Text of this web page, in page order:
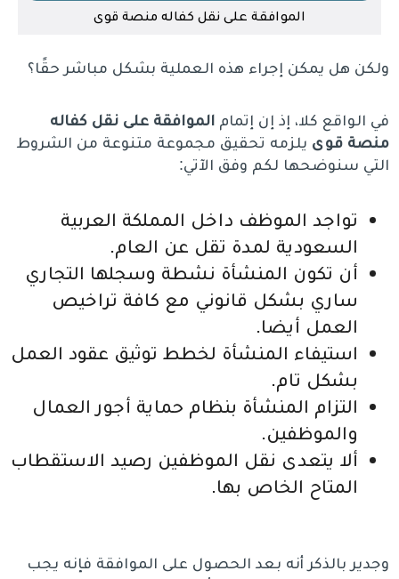
الموافقة على نقل كفاله منصة قوى
ولكن هل يمكن إجراء هذه العملية بشكل مباشر حقًا؟
في الواقع كلا، إذ إن إتمامالموافقة على نقل كفاله
منصة قوى يلزمه تحقيق مجموعة متنوعة من الشروط
التي سنوضحها لكم وفق الآتي:
تواجد الموظف داخل المملكة العربية
السعودية لمدة تقل عن العام.
أن تكون المنشأة نشطة وسجلها التجاري
ساري بشكل قانوني مع كافة تراخيص
العمل أيضا.
استيفاء المنشأة لخطط توثيق عقود العمل
بشكل تام.
التزام المنشأة بنظام حماية أجور العمال
والموظفين.
ألا يتعدى نقل الموظفين رصيد الاستقطاب
المتاح الخاص بها.
وجدير بالذكر أنه بعد الحصول على الموافقة فإنه يجب